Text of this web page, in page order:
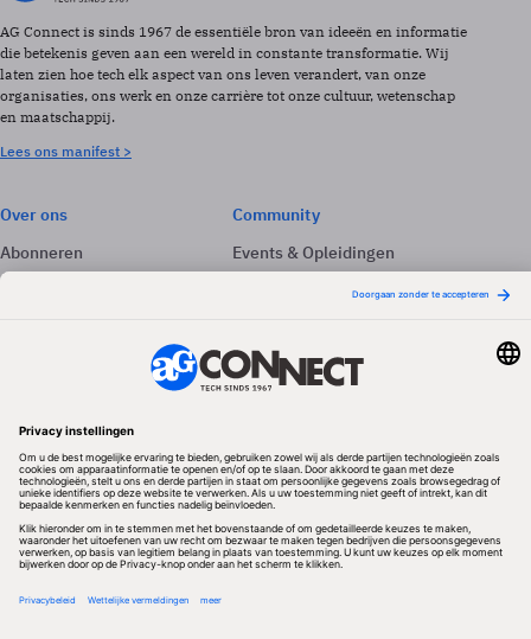
AG Connect is sinds 1967 de essentiële bron van ideeën en informatie
die betekenis geven aan een wereld in constante transformatie. Wij
laten zien hoe tech elk aspect van ons leven verandert, van onze
organisaties, ons werk en onze carrière tot onze cultuur, wetenschap
en maatschappij.
Lees ons manifest >
Over ons
Abonneren
Adverteren
Community
Events & Opleidingen
Nieuwsbrieven
Volg ons
Redactionele partner